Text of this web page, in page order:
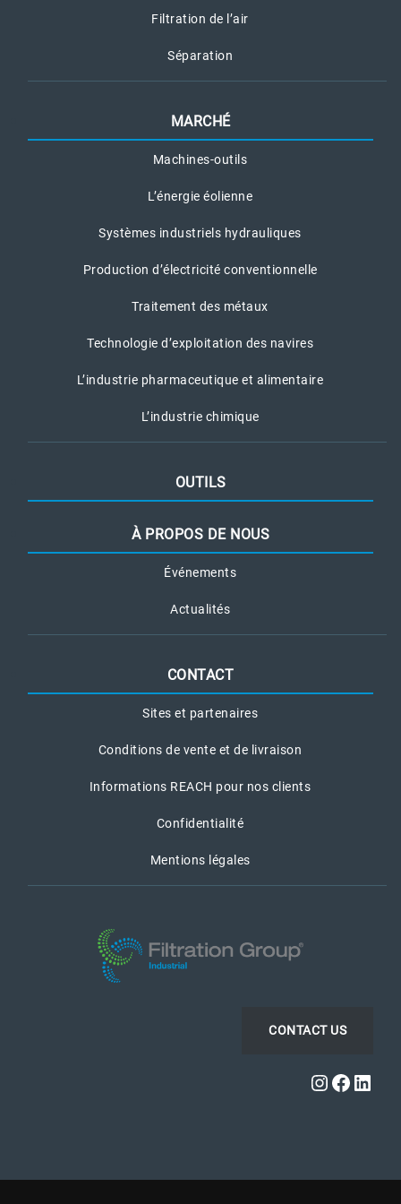
Filtration de l’air
Séparation
MARCHÉ
Machines-outils
L’énergie éolienne
Systèmes industriels hydrauliques
Production d’électricité conventionnelle
Traitement des métaux
Technologie d’exploitation des navires
L’industrie pharmaceutique et alimentaire
L’industrie chimique
OUTILS
À PROPOS DE NOUS
Événements
Actualités
CONTACT
Sites et partenaires
Conditions de vente et de livraison
Informations REACH pour nos clients
Confidentialité
Mentions légales
CONTACT US